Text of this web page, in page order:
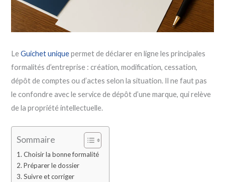
LeGuichet uniquepermet de déclarer en ligne les principales
formalités d’entreprise : création, modification, cessation,
dépôt de comptes ou d’actes selon la situation. Il ne faut pas
le confondre avec le service de dépôt d’une marque, qui relève
de la propriété intellectuelle.
Sommaire
Choisir la bonne formalité
Préparer le dossier
Suivre et corriger